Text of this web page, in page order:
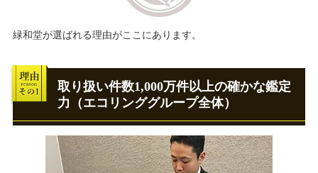
緑和堂が選ばれる理由がここにあります。
取り扱い件数1,000万件以上の確かな鑑定
力（エコリンググループ全体）